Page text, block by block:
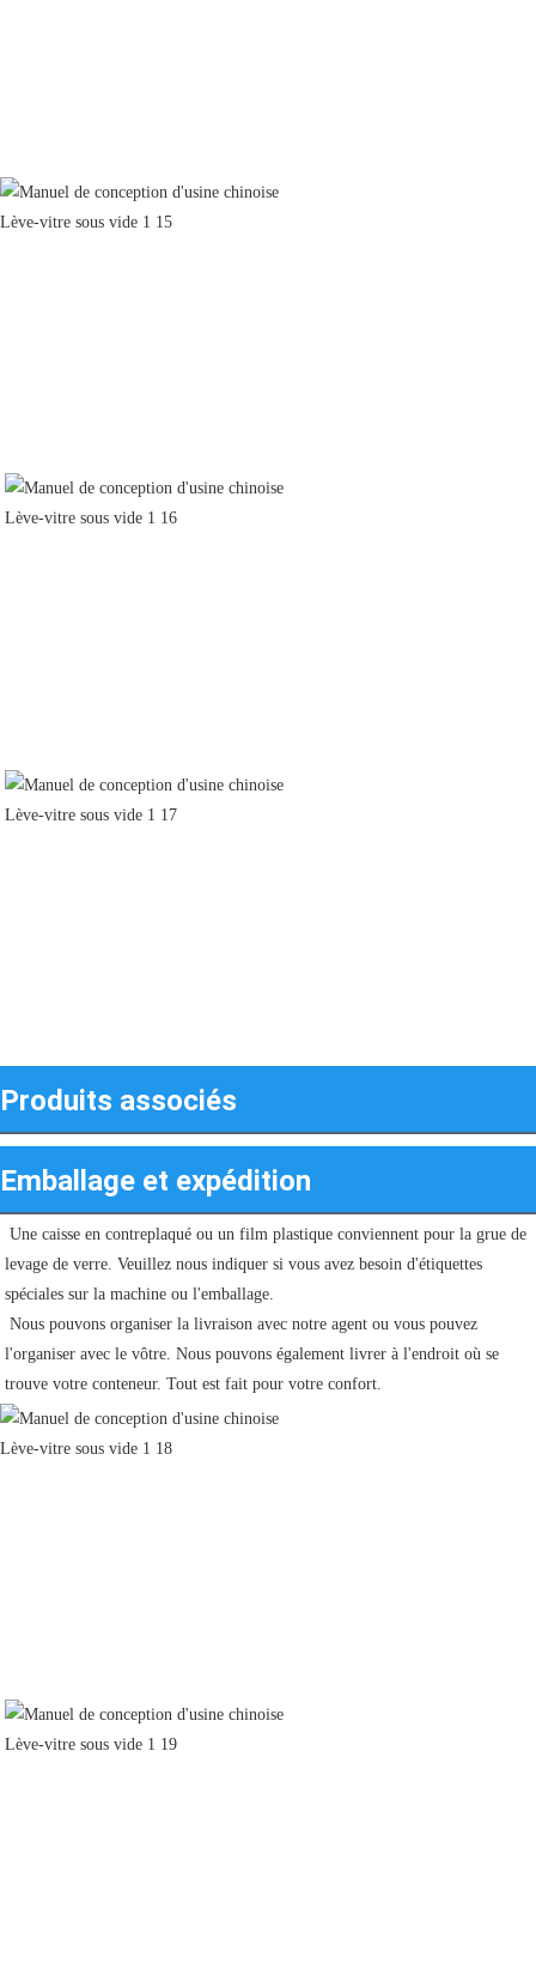
Produits associés
Emballage et expédition
Une caisse en contreplaqué ou un film plastique conviennent pour la grue de
levage de verre. Veuillez nous indiquer si vous avez besoin d'étiquettes
spéciales sur la machine ou l'emballage.
l'organiser avec le vôtre. Nous pouvons également livrer à l'endroit où se
trouve votre conteneur. Tout est fait pour votre confort.